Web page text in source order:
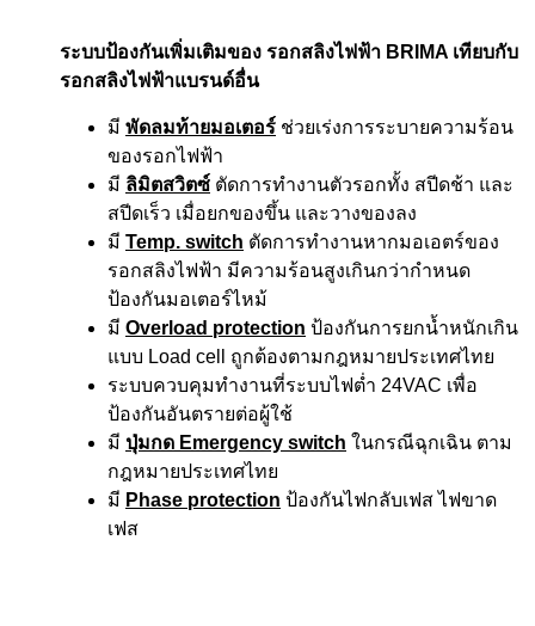
ระบบป้องกันเพิ่มเติมของ รอกสลิงไฟฟ้า BRIMA เทียบกับ
รอกสลิงไฟฟ้าแบรนด์อื่น
มี พัดลมท้ายมอเตอร์ ช่วยเร่งการระบายความร้อน
ของรอกไฟฟ้า
มี ลิมิตสวิตซ์ ตัดการทำงานตัวรอกทั้ง สปีดช้า และ
สปีดเร็ว เมื่อยกของขึ้น และวางของลง
มี Temp. switch ตัดการทำงานหากมอเอตร์ของ
รอกสลิงไฟฟ้า มีความร้อนสูงเกินกว่ากำหนด
ป้องกันมอเตอร์ไหม้
มี Overload protection ป้องกันการยกน้ำหนักเกิน
แบบ Load cell ถูกต้องตามกฎหมายประเทศไทย
ระบบควบคุมทำงานที่ระบบไฟต่ำ 24VAC เพื่อ
ป้องกันอันตรายต่อผู้ใช้
มี ปุ่มกด Emergency switch ในกรณีฉุกเฉิน ตาม
กฎหมายประเทศไทย
มี Phase protection ป้องกันไฟกลับเฟส ไฟขาด
เฟส